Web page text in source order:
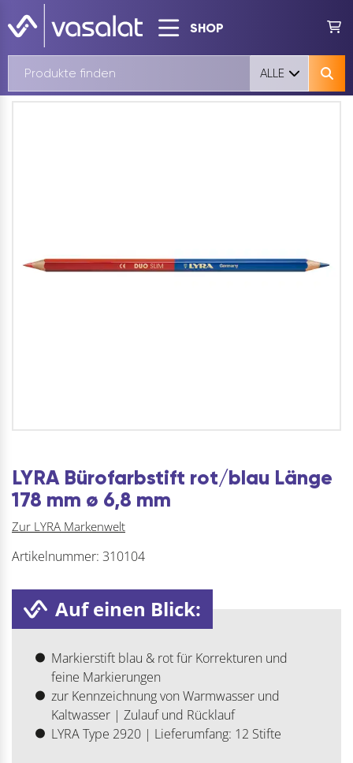
SHOP
ALLE
LYRA Bürofarbstift rot/blau Länge
178 mm ø 6,8 mm
Zur LYRA Markenwelt
Artikelnummer: 310104
Auf einen Blick:
Markierstift blau & rot für Korrekturen und
feine Markierungen
zur Kennzeichnung von Warmwasser und
Kaltwasser | Zulauf und Rücklauf
LYRA Type 2920 | Lieferumfang: 12 Stifte